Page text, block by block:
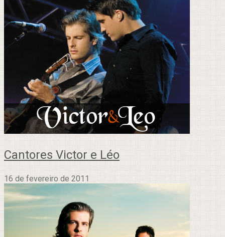
Cantores Victor e Léo
16 de fevereiro de 2011